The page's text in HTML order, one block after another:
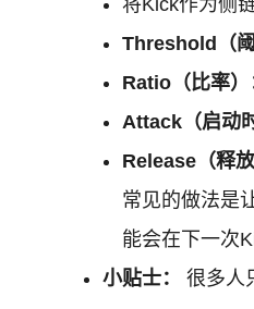
Threshold（阈
Ratio（比率）
Attack（启动
Release（释放
常见的做法是
能会在下一次
小贴士：
很多人